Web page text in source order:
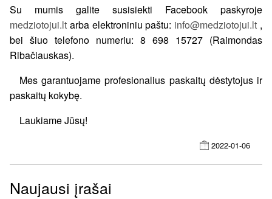
Su mumis galite susisiekti Facebook paskyroje
medziotojui.lt arba elektroniniu paštu: info@medziotojui.lt ,
bei šiuo telefono numeriu: 8 698 15727 (Raimondas
Ribačiauskas).
Mes garantuojame profesionalius paskaitų dėstytojus ir
paskaitų kokybę.
Laukiame Jūsų!
2022-01-06
Naujausi įrašai